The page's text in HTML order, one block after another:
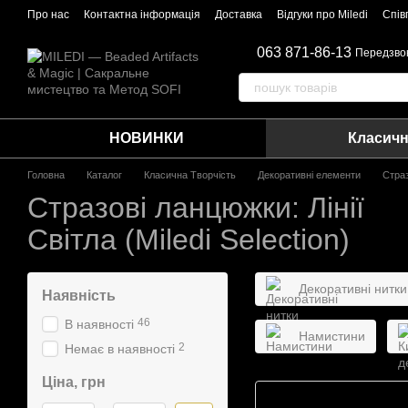
Перейти до основного контенту
Про нас Контактна інформація Доставка Відгуки про Miledi
063 871-86-13
НОВИНКИ
Головна Каталог Класична Творчість Декоративні елементи
Стразові ланцюжки: Лінії
Світла (Miledi Selection)
Декоративні нитки
Намистини
Наявність
В наявності 46
Немає в наявності 2
Ціна, грн